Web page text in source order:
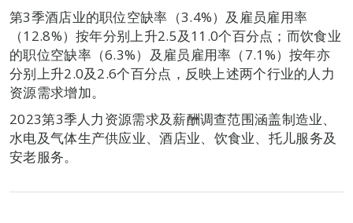
第3季酒店业的职位空缺率（3.4%）及雇员雇用率
（12.8%）按年分别上升2.5及11.0个百分点；而饮食业
的职位空缺率（6.3%）及雇员雇用率（7.1%）按年亦
分别上升2.0及2.6个百分点，反映上述两个行业的人力
资源需求增加。
2023第3季人力资源需求及薪酬调查范围涵盖制造业、
水电及气体生产供应业、酒店业、饮食业、托儿服务及
安老服务。